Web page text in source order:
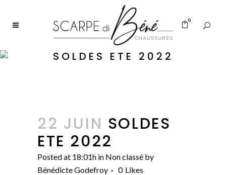
0
SOLDES ETE 2022
22 JUIN SOLDES
ETE 2022
Posted at 18:01h in Non classé by
Bénédicte Godefroy
0 Likes